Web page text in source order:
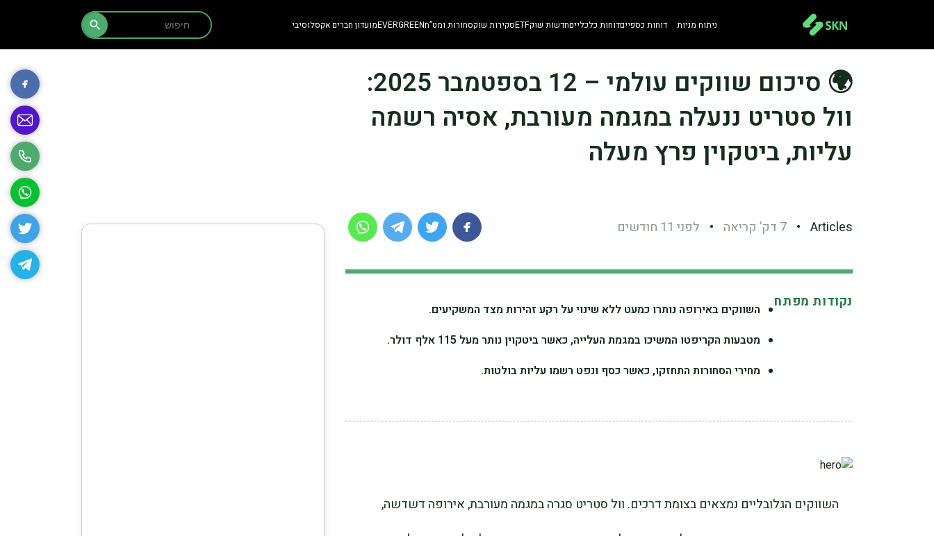
ניתוח מניות דוחות כספייםדוחות כלכלייםחדשות שוקETFסקירות שוקסחורות ומט”חEVERGREENמועדון חברים אקסלוסיבי Search
for:
Search Button
🌍 סיכום שווקים עולמי – 12 בספטמבר 2025:
וול סטריט ננעלה במגמה מעורבת, אסיה רשמה
עליות, ביטקוין פרץ מעלה
Articles
• 7 דק’ קריאה • לפני 11 חודשים
נקודות מפתח
השווקים באירופה נותרו כמעט ללא שינוי על רקע זהירות מצד המשקיעים.
מטבעות הקריפטו המשיכו במגמת העלייה, כאשר ביטקוין נותר מעל 115 אלף דולר.
מחירי הסחורות התחזקו, כאשר כסף ונפט רשמו עליות בולטות.
השווקים הגלובליים נמצאים בצומת דרכים. וול סטריט סגרה במגמה מעורבת, אירופה דשדשה,